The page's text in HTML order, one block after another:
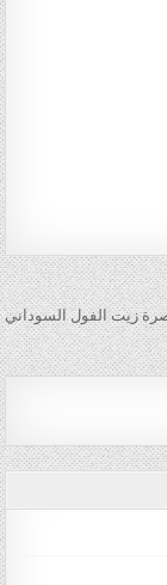
زيت الفول السوداني